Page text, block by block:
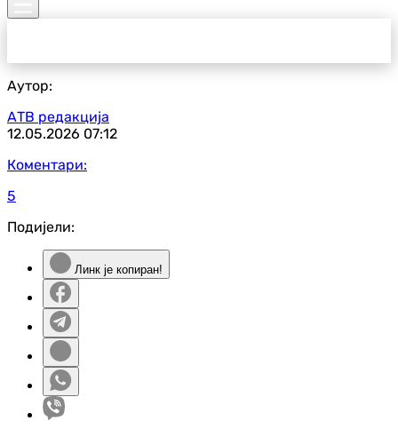
Аутор:
АТВ редакција
12.05.2026 07:12
Коментари:
5
Подијели:
Линк је копиран!